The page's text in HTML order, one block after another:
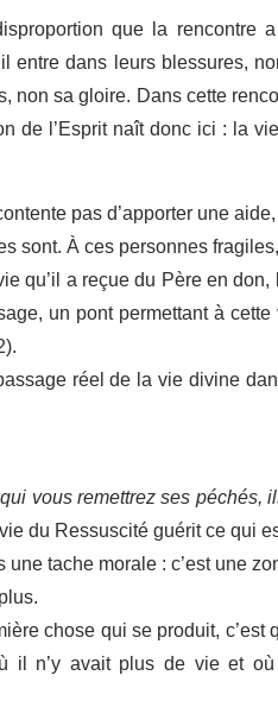
que la
entre dans leurs blessures,
non sa gloire. Dans cette
de l’Esprit naît donc ici : la
pas d’apporter une
sont. À ces personnes
qu’il a reçue du Père en
un pont permettant à cette
réel de la vie divine
vous remettrez ses
du Ressuscité guérit ce qui
tache morale : c’est une
chose qui se produit,
n’y avait plus de vie et